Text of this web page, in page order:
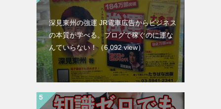
深見東州の強運 JR電車広告からビジネス
の本質が学べる。ブログで稼ぐのに運な
んていらない！（6,092 view）